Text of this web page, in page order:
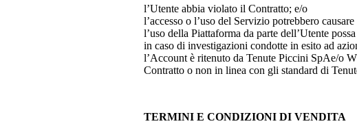
l’Utente abbia violato il Contratto; e/o
l’accesso o l’uso del Servizio potrebbero
l’uso della Piattaforma da parte dell’Utente
in caso di investigazioni condotte in esito ad
l’Account è ritenuto da Tenute Piccini SpAe/o
Contratto o non in linea con gli standard di
TERMINI E CONDIZIONI DI VENDITA